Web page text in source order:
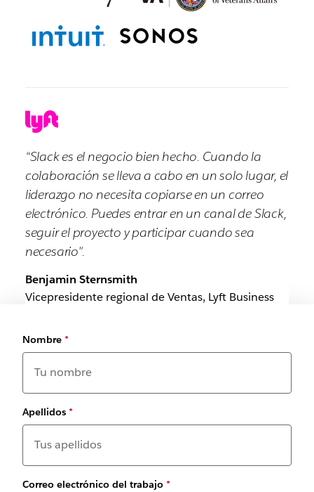
“Slack es el negocio bien hecho. Cuando la
colaboración se lleva a cabo en un solo lugar, el
liderazgo no necesita copiarse en un correo
electrónico. Puedes entrar en un canal de Slack,
seguir el proyecto y participar cuando sea
necesario".
Benjamin Sternsmith
Vicepresidente regional de Ventas, Lyft Business
Nombre *
Apellidos *
Correo electrónico del trabajo *